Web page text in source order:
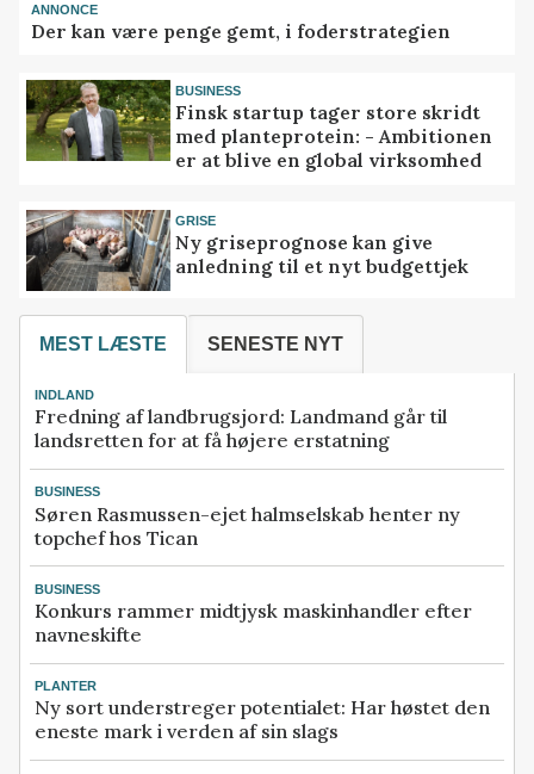
ANNONCE
Der kan være penge gemt, i foderstrategien
BUSINESS
Finsk startup tager store skridt
med planteprotein: - Ambitionen
er at blive en global virksomhed
GRISE
Ny griseprognose kan give
anledning til et nyt budgettjek
MEST LÆSTE SENESTE NYT
INDLAND
Fredning af landbrugsjord: Landmand går til
landsretten for at få højere erstatning
BUSINESS
Søren Rasmussen-ejet halmselskab henter ny
topchef hos Tican
BUSINESS
Konkurs rammer midtjysk maskinhandler efter
navneskifte
PLANTER
Ny sort understreger potentialet: Har høstet den
eneste mark i verden af sin slags